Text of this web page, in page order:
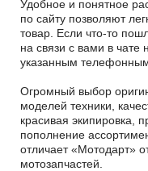
Удобное и понятное
по сайту позволяют
товар. Если что-то
на связи с вами в чате
указанным
Огромный выбор
моделей техники,
красивая экипировка,
пополнение
отличает «Мотодарт»
мотозапчастей.